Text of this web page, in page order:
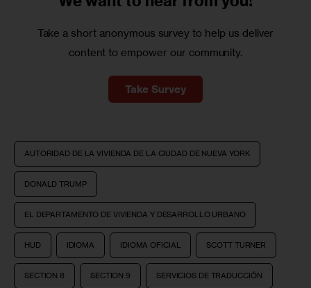
Take a short anonymous survey to help us deliver
content to empower our community.
Take Survey
AUTORIDAD DE LA VIVIENDA DE LA CIUDAD DE NUEVA YORK
DONALD TRUMP
EL DEPARTAMENTO DE VIVIENDA Y DESARROLLO URBANO
HUD IDIOMA IDIOMA OFICIAL SCOTT TURNER
SECTION 8 SECTION 9 SERVICIOS DE TRADUCCIÓN